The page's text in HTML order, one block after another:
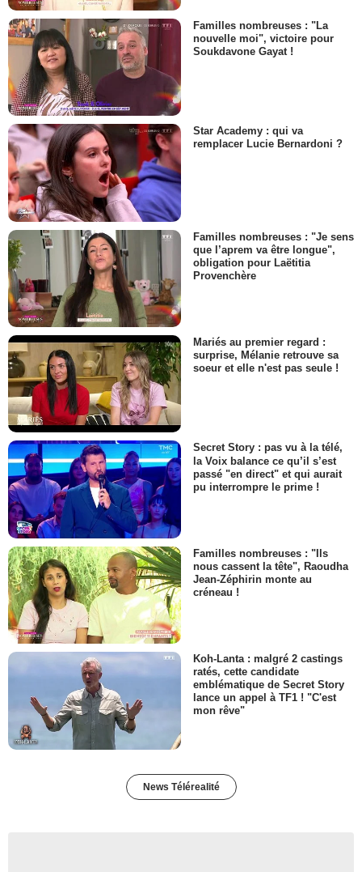
Familles nombreuses : "La
nouvelle moi", victoire pour
Soukdavone Gayat !
Star Academy : qui va
remplacer Lucie Bernardoni ?
Familles nombreuses : "Je sens
que l’aprem va être longue",
obligation pour Laëtitia
Provenchère
Mariés au premier regard :
surprise, Mélanie retrouve sa
soeur et elle n'est pas seule !
Secret Story : pas vu à la télé,
la Voix balance ce qu’il s’est
passé "en direct" et qui aurait
pu interrompre le prime !
Familles nombreuses : "Ils
nous cassent la tête", Raoudha
Jean-Zéphirin monte au
créneau !
Koh-Lanta : malgré 2 castings
ratés, cette candidate
emblématique de Secret Story
lance un appel à TF1 ! "C'est
mon rêve"
News Télérealité